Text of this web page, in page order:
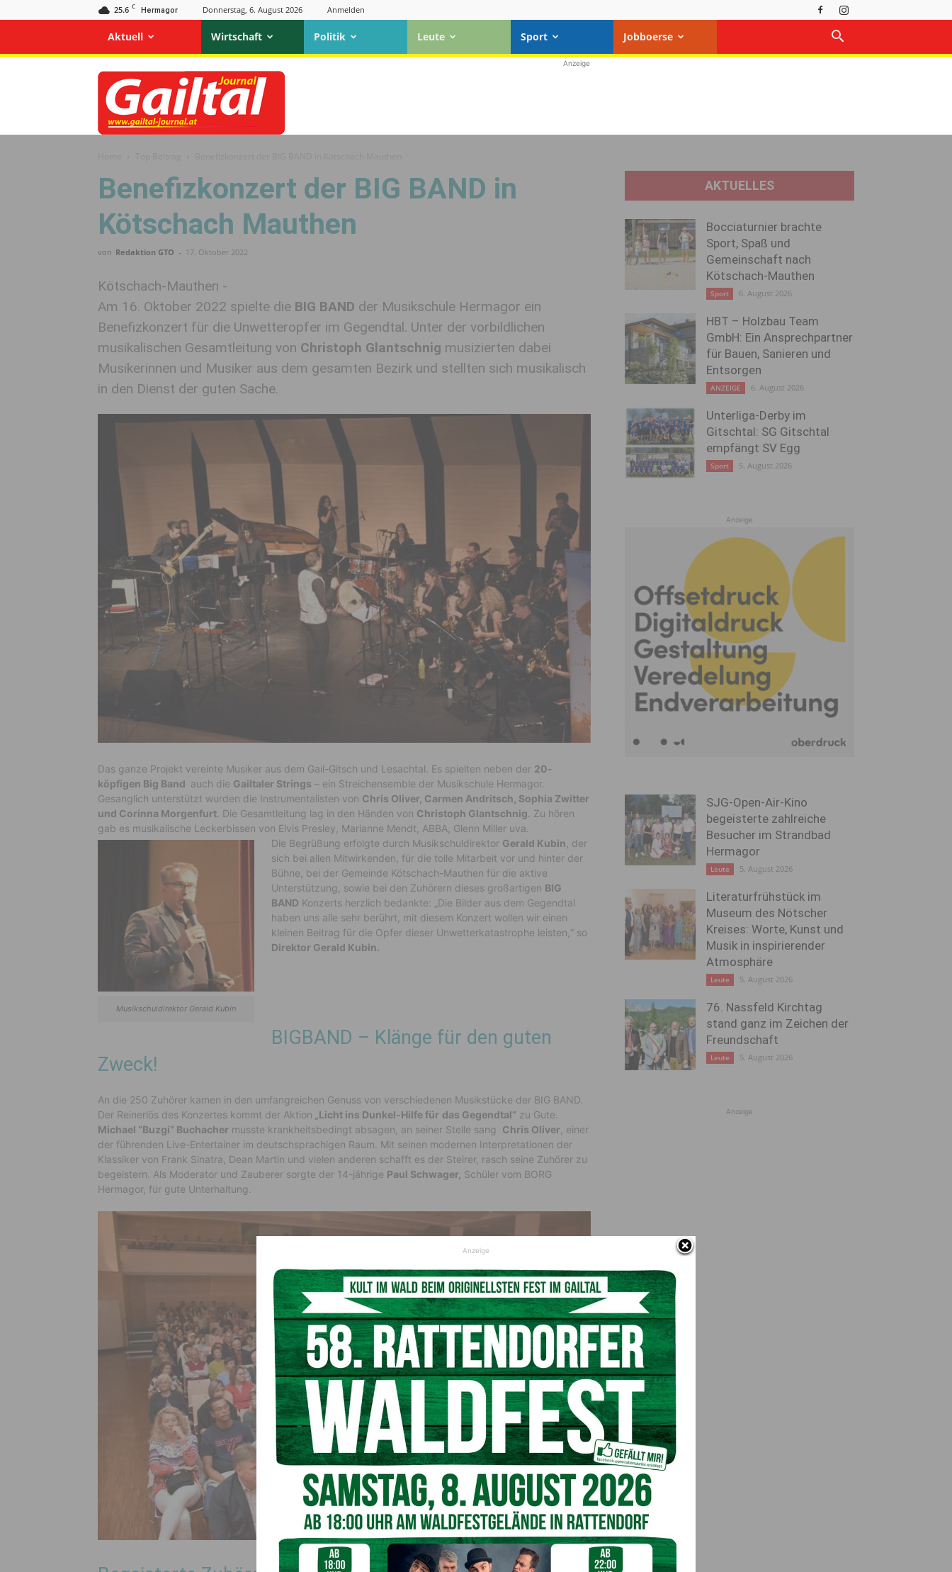
25.6 C Hermagor Donnerstag, 6. August 2026 Anmelden
Aktuell Wirtschaft Politik Leute Sport Jobboerse
Gailtal
Journal
Anzeige
Benefizkonzert der BIG BAND in
Kötschach Mauthen
von Redaktion GTO - 17. Oktober 2022
Kötschach-Mauthen -
Am 16. Oktober 2022 spielte die BIG BAND der Musikschule Hermagor ein
Benefizkonzert für die Unwetteropfer im Gegendtal. Unter der vorbildlichen
musikalischen Gesamtleitung von Christoph Glantschnig musizierten dabei
Musikerinnen und Musiker aus dem gesamten Bezirk und stellten sich musikalisch
in den Dienst der guten Sache.
Das ganze Projekt vereinte Musiker aus dem Gail-Gitsch und Lesachtal. Es spielten neben der 20-
köpfigen Big Band auch die Gailtaler Strings – ein Streichensemble der Musikschule Hermagor.
Gesanglich unterstützt wurden die Instrumentalisten von Chris Oliver, Carmen Andritsch, Sophia Zwitter
und Corinna Morgenfurt . Die Gesamtleitung lag in den Händen von Christoph Glantschnig . Zu hören
gab es musikalische Leckerbissen von Elvis Presley, Marianne Mendt, ABBA, Glenn Miller uva.
Musikschuldirektor Gerald Kubin
Die Begrüßung erfolgte durch Musikschuldirektor Gerald Kubin , der
sich bei allen Mitwirkenden, für die tolle Mitarbeit vor und hinter der
Bühne, bei der Gemeinde Kötschach-Mauthen für die aktive
Unterstützung, sowie bei den Zuhörern dieses großartigen BIG
BAND Konzerts herzlich bedankte: „Die Bilder aus dem Gegendtal
haben uns alle sehr berührt, mit diesem Konzert wollen wir einen
kleinen Beitrag für die Opfer dieser Unwetterkatastrophe leisten,“ so
Direktor Gerald Kubin.
BIGBAND – Klänge für den guten
Zweck!
An die 250 Zuhörer kamen in den umfangreichen Genuss von verschiedenen Musikstücke der BIG BAND.
Der Reinerlös des Konzertes kommt der Aktion „Licht ins Dunkel-Hilfe für das Gegendtal“ zu Gute.
Michael “Buzgi” Buchacher musste krankheitsbedingt absagen, an seiner Stelle sang Chris Oliver , einer
der führenden Live-Entertainer im deutschsprachigen Raum. Mit seinen modernen Interpretationen der
Klassiker von Frank Sinatra, Dean Martin und vielen anderen schafft es der Steirer, rasch seine Zuhörer zu
begeistern. Als Moderator und Zauberer sorgte der 14-jährige Paul Schwager, Schüler vom BORG
Hermagor, für gute Unterhaltung.
AKTUELLES
Bocciaturnier brachte
Sport, Spaß und
Gemeinschaft nach
Kötschach-Mauthen
Sport 6. August 2026
HBT – Holzbau Team
GmbH: Ein Ansprechpartner
für Bauen, Sanieren und
Entsorgen
ANZEIGE 6. August 2026
Unterliga-Derby im
Gitschtal: SG Gitschtal
empfängt SV Egg
Sport 5. August 2026
Anzeige
SJG-Open-Air-Kino
begeisterte zahlreiche
Besucher im Strandbad
Hermagor
Leute 5. August 2026
Literaturfrühstück im
Museum des Nötscher
Kreises: Worte, Kunst und
Musik in inspirierender
Atmosphäre
Leute 5. August 2026
76. Nassfeld Kirchtag
stand ganz im Zeichen der
Freundschaft
Leute 5. August 2026
Anzeige
Anzeige